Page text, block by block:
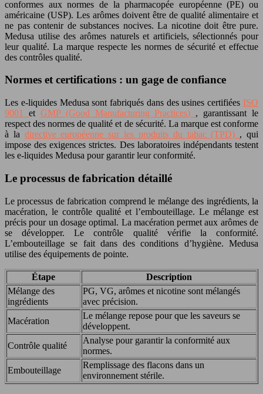
conformes aux normes de la pharmacopée européenne (PE) ou
américaine (USP). Les arômes doivent être de qualité alimentaire et
ne pas contenir de substances nocives. La nicotine doit être pure.
Medusa utilise des arômes naturels et artificiels, sélectionnés pour
leur qualité. La marque respecte les normes de sécurité et effectue
des contrôles qualité.
Normes et certifications : un gage de confiance
Les e-liquides Medusa sont fabriqués dans des usines certifiées ISO
9001 et GMP (Good Manufacturing Practices) , garantissant le
respect des normes de qualité et de sécurité. La marque est conforme
à la directive européenne sur les produits du tabac (TPD) , qui
impose des exigences strictes. Des laboratoires indépendants testent
les e-liquides Medusa pour garantir leur conformité.
Le processus de fabrication détaillé
Le processus de fabrication comprend le mélange des ingrédients, la
macération, le contrôle qualité et l’embouteillage. Le mélange est
précis pour un dosage optimal. La macération permet aux arômes de
se développer. Le contrôle qualité vérifie la conformité.
L’embouteillage se fait dans des conditions d’hygiène. Medusa
utilise des équipements de pointe.
Étape
Description
Mélange des
ingrédients
PG, VG, arômes et nicotine sont mélangés
avec précision.
Macération
Le mélange repose pour que les saveurs se
développent.
Contrôle qualité
Analyse pour garantir la conformité aux
normes.
Embouteillage
Remplissage des flacons dans un
environnement stérile.